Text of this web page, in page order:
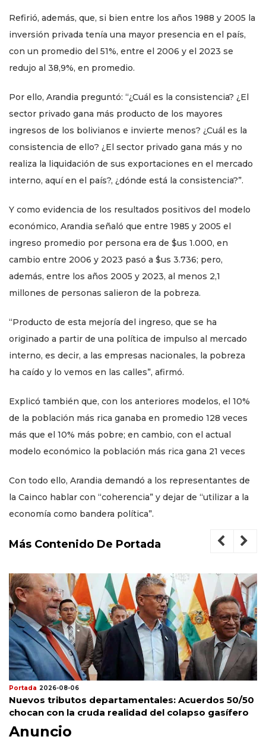
Refirió, además, que, si bien entre los años 1988 y 2005 la
inversión privada tenía una mayor presencia en el país,
con un promedio del 51%, entre el 2006 y el 2023 se
redujo al 38,9%, en promedio.
Por ello, Arandia preguntó: “¿Cuál es la consistencia? ¿El
sector privado gana más producto de los mayores
ingresos de los bolivianos e invierte menos? ¿Cuál es la
consistencia de ello? ¿El sector privado gana más y no
realiza la liquidación de sus exportaciones en el mercado
interno, aquí en el país?, ¿dónde está la consistencia?”.
Y como evidencia de los resultados positivos del modelo
económico, Arandia señaló que entre 1985 y 2005 el
ingreso promedio por persona era de $us 1.000, en
cambio entre 2006 y 2023 pasó a $us 3.736; pero,
además, entre los años 2005 y 2023, al menos 2,1
millones de personas salieron de la pobreza.
“Producto de esta mejoría del ingreso, que se ha
originado a partir de una política de impulso al mercado
interno, es decir, a las empresas nacionales, la pobreza
ha caído y lo vemos en las calles”, afirmó.
Explicó también que, con los anteriores modelos, el 10%
de la población más rica ganaba en promedio 128 veces
más que el 10% más pobre; en cambio, con el actual
modelo económico la población más rica gana 21 veces
Con todo ello, Arandia demandó a los representantes de
la Cainco hablar con “coherencia” y dejar de “utilizar a la
economía como bandera política”.
Más Contenido De Portada
Portada 2026-08-06
Nuevos tributos departamentales: Acuerdos 50/50
chocan con la cruda realidad del colapso gasífero
Anuncio